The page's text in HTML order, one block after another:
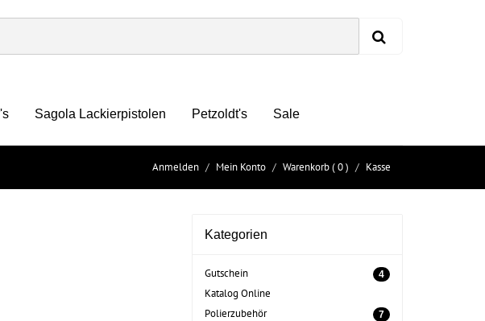
Sagola Lackierpistolen Petzoldt's Sale
Anmelden Mein Konto Warenkorb( 0 ) Kasse
Kategorien
Gutschein 4
Katalog Online
Polierzubehör
7